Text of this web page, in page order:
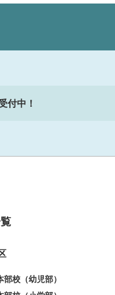
付中！
部校（幼児部）